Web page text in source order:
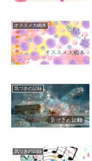
オススメ大嶋本
気づきの記録
気づきの記録